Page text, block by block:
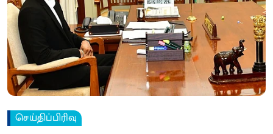
செய்திப்பிரிவு